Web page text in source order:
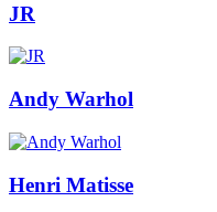
JR
Andy Warhol
Henri Matisse